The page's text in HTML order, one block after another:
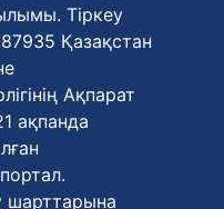
Тіркеу
Қазақстан
Ақпарат
ақпанда
шарттарына